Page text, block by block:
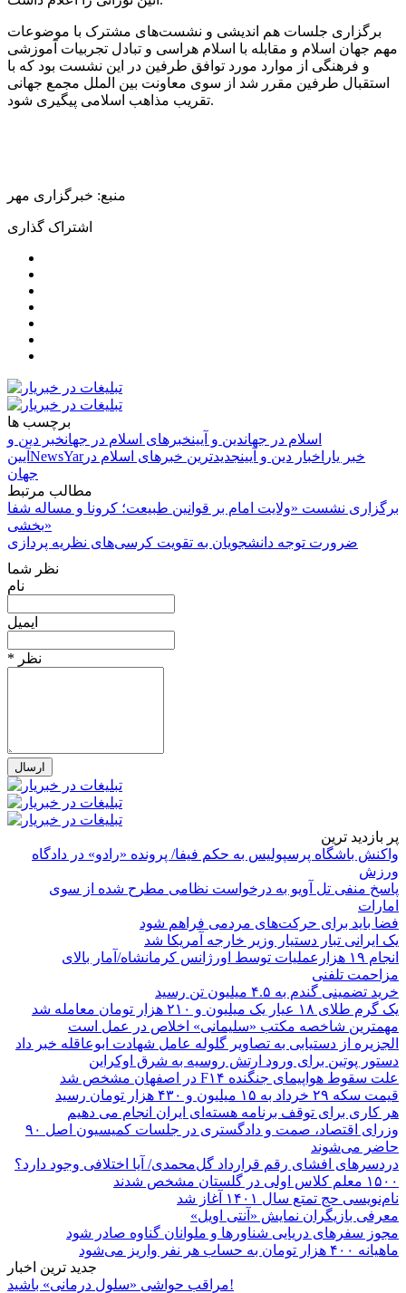
برگزاری جلسات هم اندیشی و نشست‌های مشترک با موضوعات
مهم جهان اسلام و مقابله با اسلام هراسی و تبادل تجربیات آموزشی
و فرهنگی از موارد مورد توافق طرفین در این نشست بود که با
استقبال طرفین مقرر شد از سوی معاونت بین الملل مجمع جهانی
تقریب مذاهب اسلامی پیگیری شود.
منبع: خبرگزاری مهر
اشتراک گذاری
برچسب ها
اسلام در جهاندین و آیینخبرهای اسلام در جهانخبر دین و
آیین NewsYar خبر یار اخبار دین و آیینجدیدترین خبرهای اسلام در
جهان
مطالب مرتبط
برگزاری نشست «ولایت امام بر قوانین طبیعت؛ کرونا و مساله شفا
بخشی»
ضرورت توجه دانشجویان به تقویت کرسی‌های نظریه پردازی
نظر شما
نام
ایمیل
* نظر
پر بازدید ترین
واکنش باشگاه پرسپولیس به حکم فیفا/ پرونده «رادو» در دادگاه
ورزش
پاسخ منفی تل آویو به درخواست نظامی مطرح شده از سوی
امارات
فضا باید برای حرکت‌های مردمی فراهم شود
یک ایرانی تبار دستیار وزیر خارجه آمریکا شد
انجام ۱۹ هزارعملیات توسط اورژانس کرمانشاه/آمار بالای
مزاحمت تلفنی
خرید تضمینی گندم به ۴.۵ میلیون تن رسید
یک گرم طلای ۱۸ عیار یک میلیون و ۲۱۰ هزار تومان معامله شد
مهمترین شاخصه مکتب «سلیمانی» اخلاص در عمل است
الجزیره از دستیابی به تصاویر گلوله عامل شهادت ابوعاقله خبر داد
دستور پوتین برای ورود ارتش روسیه به شرق اوکراین
علت سقوط هواپیمای جنگنده F۱۴ در اصفهان مشخص شد
قیمت سکه ۲۹ خرداد به ۱۵ میلیون و ۴۳۰ هزار تومان رسید
هر کاری برای توقف برنامه هسته‌ای ایران انجام می دهیم
وزرای اقتصاد، صمت و دادگستری در جلسات کمیسیون اصل ۹۰
حاضر می‌شوند
دردسرهای افشای رقم قرارداد گل‌محمدی/ آیا اختلافی وجود دارد؟
۱۵۰۰ معلم کلاس اولی در گلستان مشخص شدند
نام‌نویسی حج تمتع سال ۱۴۰۱ آغاز شد
معرفی بازیگران نمایش «آنتی اویل»
مجوز سفرهای دریایی شناورها و ملوانان گناوه صادر شود
ماهیانه ۴۰۰ هزار تومان به حساب هر نفر واریز می‌شود
جدید ترین اخبار
مراقب حواشی «سلول درمانی» باشید!